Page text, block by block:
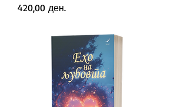
Price
420,00 ден.